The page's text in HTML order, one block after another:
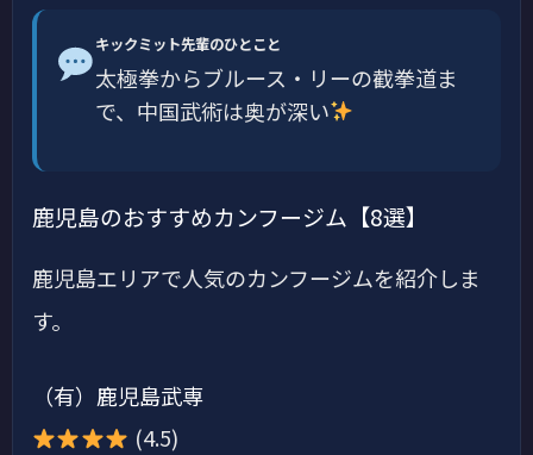
キックミット先輩のひとこと
太極拳からブルース・リーの截拳道ま
で、中国武術は奥が深い
鹿児島のおすすめカンフージム【8選】
鹿児島エリアで人気のカンフージムを紹介しま
す。
（有）鹿児島武専
(4.5)